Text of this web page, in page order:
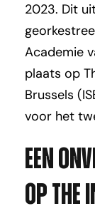
2023. Dit
Academie
plaats op
Brussels
voor het
Een
op